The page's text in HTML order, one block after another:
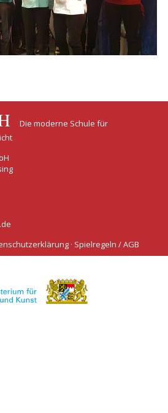
Die moderne Schule für
· Spielregeln / AGB